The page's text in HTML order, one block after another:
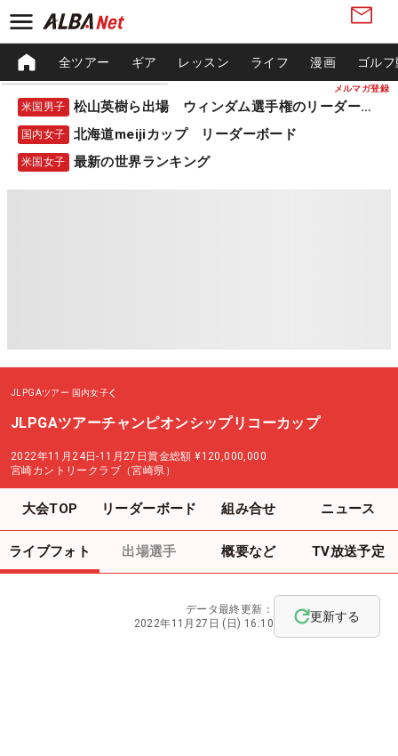
メルマガ登録
全ツアー ギア レッスン ライフ 漫画 ゴル
米国男子 松山英樹ら出場 ウィンダム選手権のリーダーボード
国内女子 北海道meijiカップ リーダーボード
米国女子 最新の世界ランキング
JLPGAツアー 国内女子
JLPGAツアーチャンピオンシップリコーカップ
2022年11月24日-11月27日賞金総額 ¥120,000,000
宮崎カントリークラブ（宮崎県）
大会TOP リーダーボード 組み合せ ニュース
ライブフォト 出場選手 概要など TV放送予定
データ最終更新：
2022年11月27日 (日) 16:10
更新する